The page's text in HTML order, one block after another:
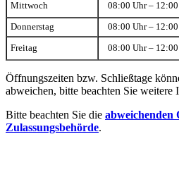
Mittwoch 08:00 Uhr –
Donnerstag 08:00 Uhr –
Freitag 08:00 Uhr –
Öffnungszeiten bzw. Schließtage
abweichen, bitte beachten Sie weitere
Bitte beachten Sie die abweichenden
Zulassungsbehörde.